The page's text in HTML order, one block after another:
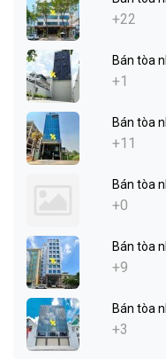
+22
Bán tòa
+1
Bán tòa
+11
Bán tòa
+0
Bán tòa
+9
Bán tòa
+3